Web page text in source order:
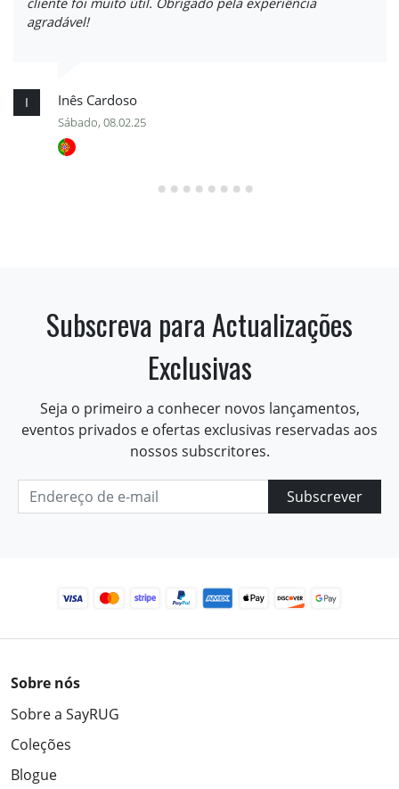
agradável!
I Inês Cardoso
Sábado, 08.02.25
Subscreva para Actualizações
Exclusivas
Seja o primeiro a conhecer novos lançamentos,
eventos privados e ofertas exclusivas reservadas aos
nossos subscritores.
Subscrever
Sobre nós
Sobre a SayRUG
Coleções
Blogue